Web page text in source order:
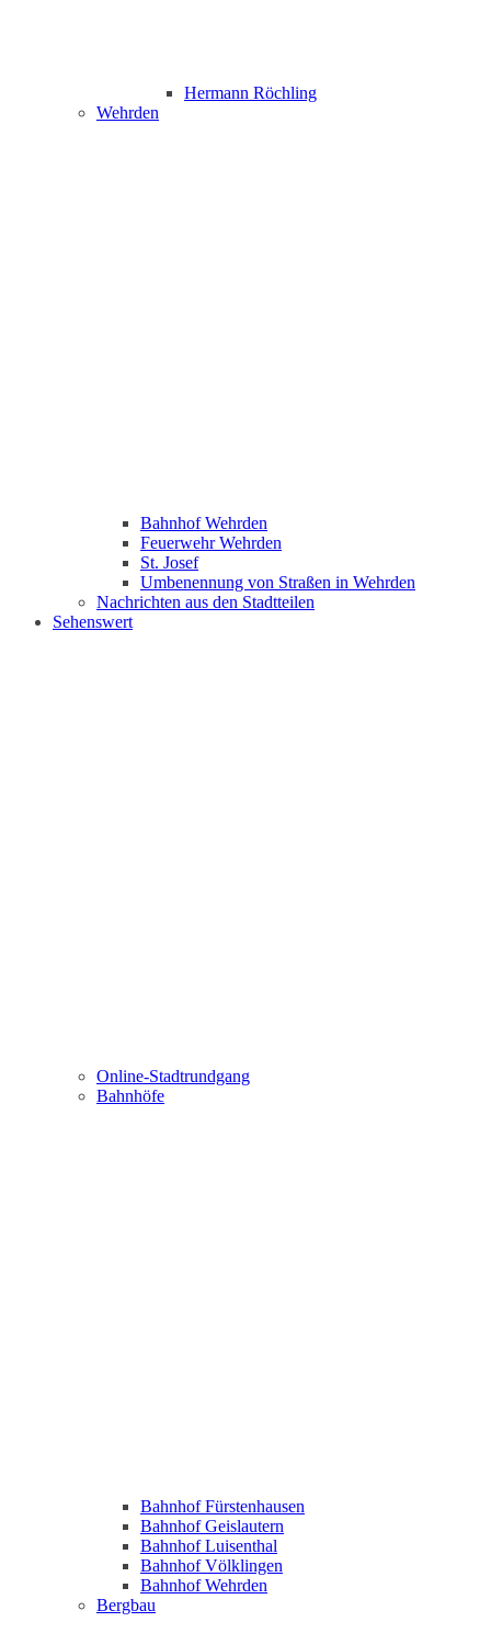
Hermann Röchling
Wehrden
Bahnhof Wehrden
Feuerwehr Wehrden
St. Josef
Umbenennung von Straßen in Wehrden
Nachrichten aus den Stadtteilen
Sehenswert
Online-Stadtrundgang
Bahnhöfe
Bahnhof Fürstenhausen
Bahnhof Geislautern
Bahnhof Luisenthal
Bahnhof Völklingen
Bahnhof Wehrden
Bergbau